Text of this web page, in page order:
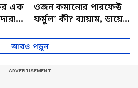
এক
ওজন কমানোর পারফেক্ট
ফর্মুলা কী? ব্যায়াম, ডায়েট
টিপস
আরও পড়ুন